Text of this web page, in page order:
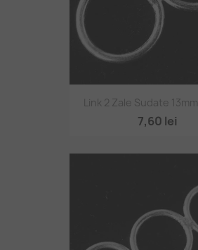
Link 2 Zale Sudate
7,60 lei